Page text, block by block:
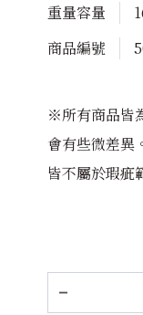
重量容量
商品編號
※所有商品皆
會有些微差異
皆不屬於瑕疵